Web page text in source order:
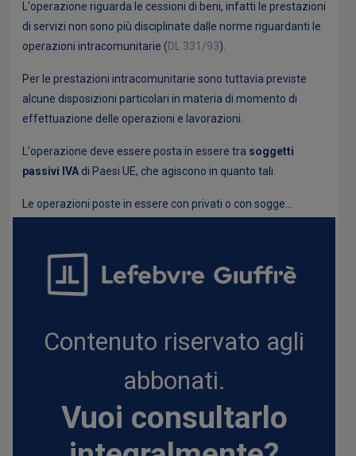
L'operazione riguarda le cessioni di beni, infatti le prestazioni
di servizi non sono più disciplinate dalle norme riguardanti le
operazioni intracomunitarie (DL 331/93).
Per le prestazioni intracomunitarie sono tuttavia previste
alcune disposizioni particolari in materia di momento di
effettuazione delle operazioni e lavorazioni.
L'operazione deve essere posta in essere tra soggetti
passivi IVA di Paesi UE, che agiscono in quanto tali.
Le operazioni poste in essere con privati o con sogge...
Contenuto riservato agli
abbonati.
Vuoi consultarlo